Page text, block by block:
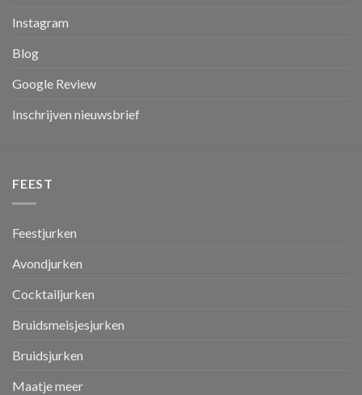
Instagram
Blog
Google Review
Inschrijven nieuwsbrief
FEEST
Feestjurken
Avondjurken
Cocktailjurken
Bruidsmeisjesjurken
Bruidsjurken
Maatje meer